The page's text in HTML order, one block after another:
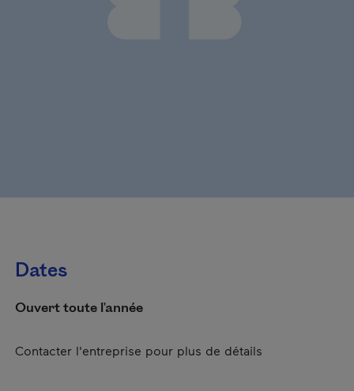
Dates
Ouvert toute l'année
Contacter l'entreprise pour plus de détails